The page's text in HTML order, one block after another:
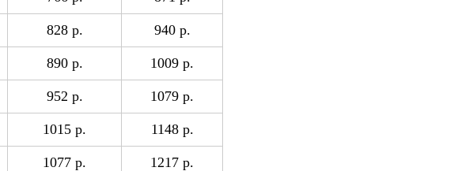
828 р. 940 р.
890 р. 1009 р.
952 р. 1079 р.
1015 р. 1148 р.
1077 р. 1217 р.